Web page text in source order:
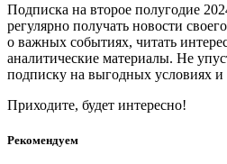
Подписка на второе полугодие
регулярно получать новости
о важных событиях, читать
аналитические материалы. Не
подписку на выгодных условиях
Приходите, будет интересно!
Рекомендуем